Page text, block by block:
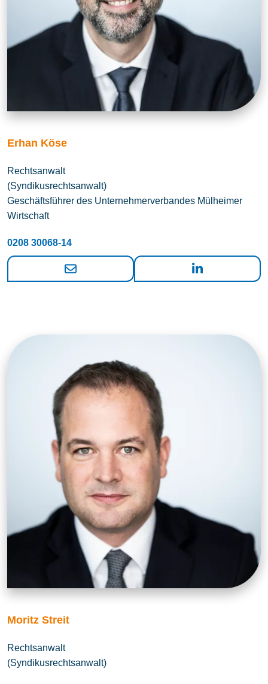
Erhan Köse
Rechtsanwalt
(Syndikusrechtsanwalt)
Geschäftsführer des Unternehmerverbandes Mülheimer
Wirtschaft
0208 30068-14
Moritz Streit
Rechtsanwalt
(Syndikusrechtsanwalt)